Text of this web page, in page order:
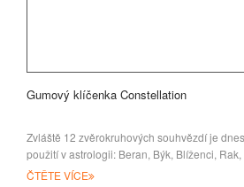
Gumový klíčenka Constellation
Zvláště 12 zvěrokruhových souhvězdí je
použití v astrologii: Beran, Býk, Blíženci, Rak,
ČTĚTE VÍCE